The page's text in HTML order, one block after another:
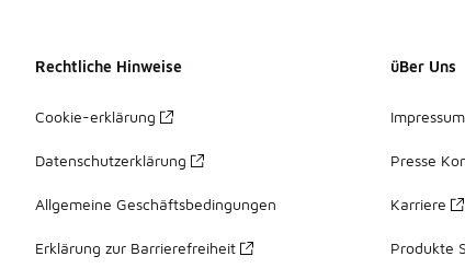
Rechtliche Hinweise
Cookie-erklärung
Datenschutzerklärung
Allgemeine Geschäftsbedingungen
Erklärung zur Barrierefreiheit
üBer Uns
Impressum
Presse
Karriere
Produkte